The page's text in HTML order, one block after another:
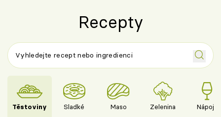
Recepty
Těstoviny Sladké Maso Zelenina Nápoje